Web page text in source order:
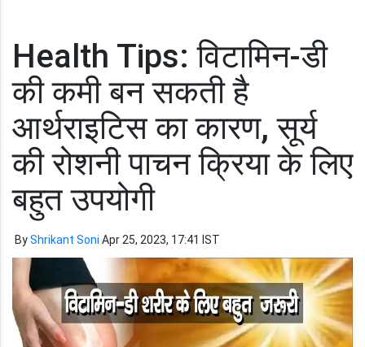
Health Tips: विटामिन-डी
की कमी बन सकती है
आर्थराइटिस का कारण, सूर्य
की रोशनी पाचन क्रिया के लिए
बहुत उपयोगी
ByShrikant Soni Apr 25, 2023, 17:41 IST